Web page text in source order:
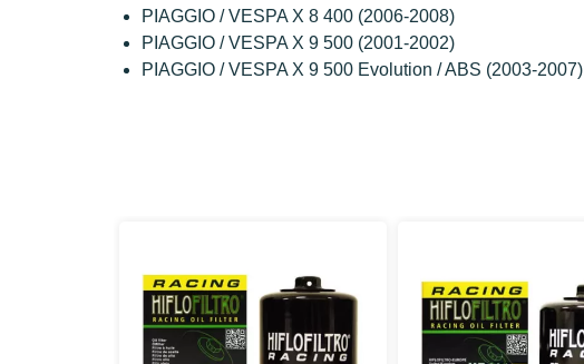
PIAGGIO / VESPA X 8 400 (2006-2008)
PIAGGIO / VESPA X 9 500 (2001-2002)
PIAGGIO / VESPA X 9 500 Evolution / ABS (2003-2007)